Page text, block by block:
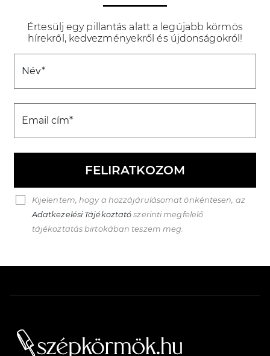
Értesülj egy pillantás alatt a legújabb körmös
hírekről, kedvezményekről és újdonságokról!
Név*
Email cím*
FELIRATKOZOM
Kijelentem, hogy a hozzájárulásomat önkéntesen, az
Adatkezelési Tájékoztató szerinti megfelelő
tájékoztatás birtokában teszem meg.